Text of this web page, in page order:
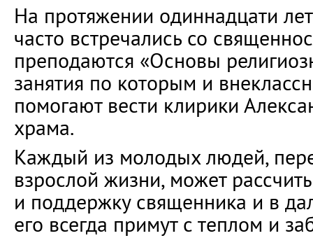
На протяжении одиннадцати
часто встречались со
преподаются «Основы
занятия по которым и
помогают вести клирики
храма.
Каждый из молодых людей,
взрослой жизни, может
и поддержку священника и в
его всегда примут с теплом и